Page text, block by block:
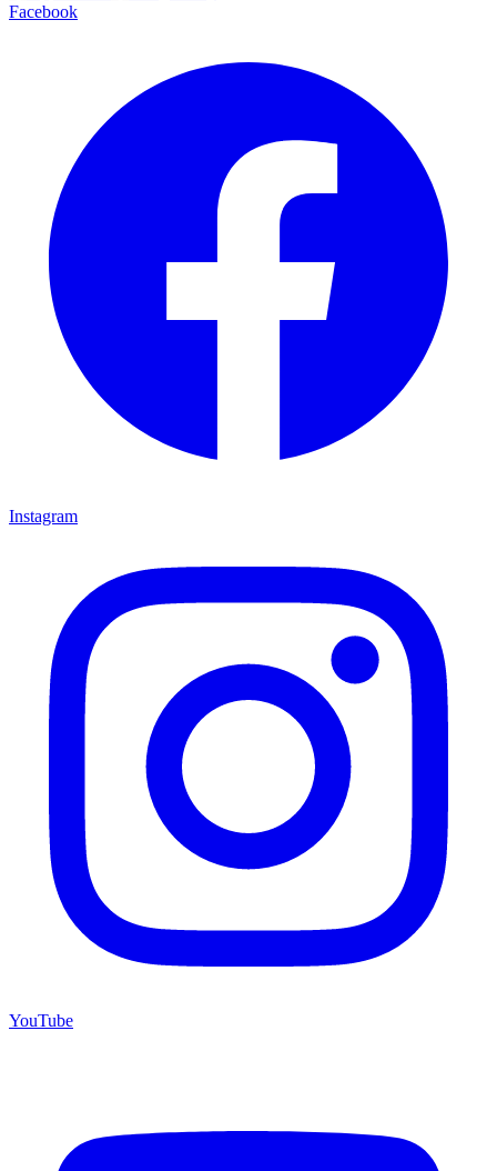
Facebook
Instagram
YouTube